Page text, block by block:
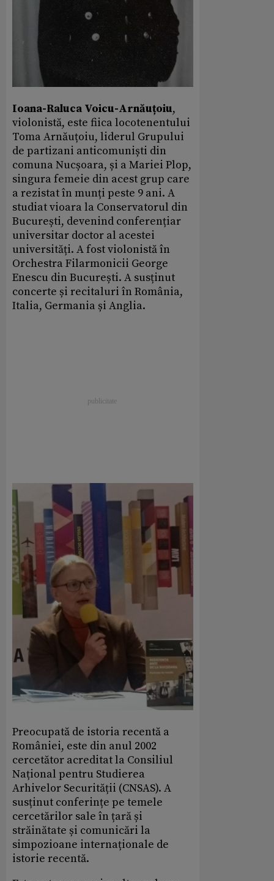
Ioana-Raluca Voicu-Arnăuțoiu,
violonistă, este fiica locotenentului
Toma Arnăuțoiu, liderul Grupului
de partizani anticomuniști din
comuna Nucșoara, și a Mariei Plop,
singura femeie din acest grup care
a rezistat în munți peste 9 ani. A
studiat vioara la Conservatorul din
București, devenind conferențiar
universitar doctor al acestei
universități. A fost violonistă în
Orchestra Filarmonicii George
Enescu din București. A susținut
concerte și recitaluri în România,
Italia, Germania și Anglia.
Preocupată de istoria recentă a
României, este din anul 2002
cercetător acreditat la Consiliul
Național pentru Studierea
Arhivelor Securității (CNSAS). A
susținut conferințe pe temele
cercetărilor sale în țară și
străinătate și comunicări la
simpozioane internaționale de
istorie recentă.